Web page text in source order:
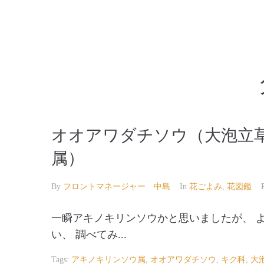
オオアワダチソウ（大泡立
属）
By フロントマネージャー 中島 In 花ごよみ, 花図鑑
一瞬アキノキリンソウかと思いましたが、
い、 調べてみ...
Tags: アキノキリンソウ属, オオアワダチソウ , キク科, 大